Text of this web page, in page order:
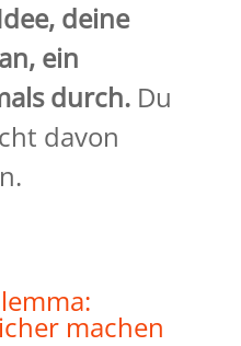
deine
ein
durch.Du
davon
machen